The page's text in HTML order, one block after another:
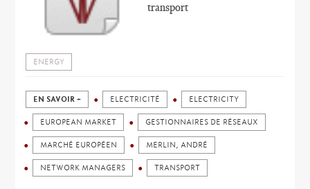
transport
ENERGY
EN SAVOIR + ELECTRICITÉ ELECTRICITY
EUROPEAN MARKET GESTIONNAIRES DE RÉSEAUX
MARCHÉ EUROPÉEN MERLIN, ANDRÉ
NETWORK MANAGERS TRANSPORT